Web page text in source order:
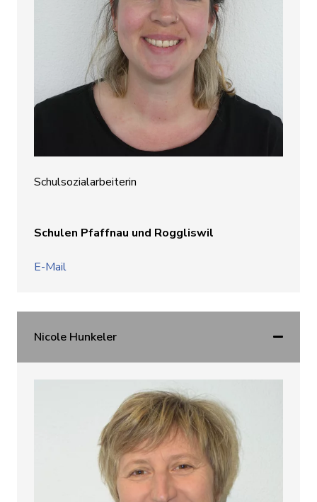
Schulsozialarbeiterin
Schulen Pfaffnau und Roggliswil
E-Mail
Nicole Hunkeler